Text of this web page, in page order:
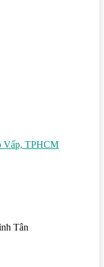
Vấp, TPHCM
Tân